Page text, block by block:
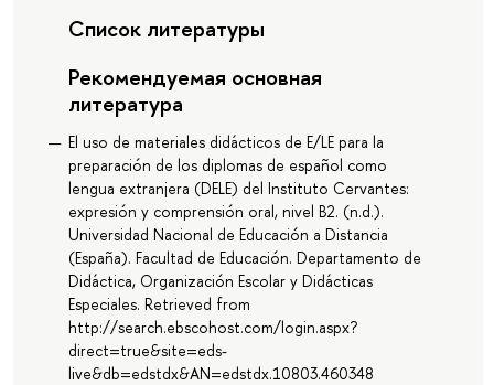
Список литературы
Рекомендуемая основная
литература
El uso de materiales didácticos de E/LE para la
preparación de los diplomas de español como
lengua extranjera (DELE) del Instituto Cervantes:
expresión y comprensión oral, nivel B2. (n.d.).
Universidad Nacional de Educación a Distancia
(España). Facultad de Educación. Departamento de
Didáctica, Organización Escolar y Didácticas
Especiales. Retrieved from
http://search.ebscohost.com/login.aspx?
direct=true&site=eds-
live&db=edstdx&AN=edstdx.10803.460348